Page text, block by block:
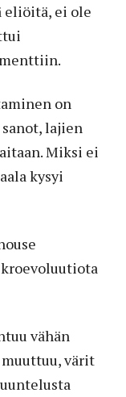
eliöitä, ei ole
on
lajien
Miksi ei
kysyi
vähän
värit